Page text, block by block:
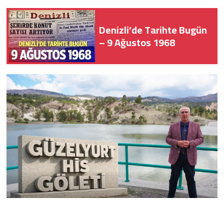
Denizli’de Tarihte Bugün
– 9 Ağustos 1968